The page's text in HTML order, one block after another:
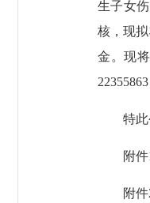
生子女
核，现
金。现
特此
附件1
附件2